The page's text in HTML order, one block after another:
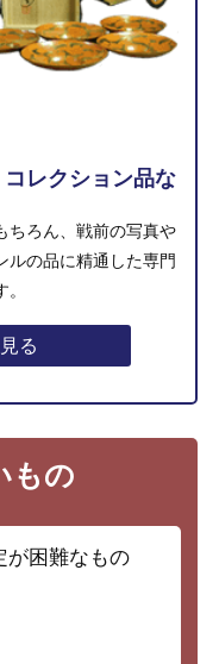
レクション品な
ちろん、戦前の写真や
ルの品に精通した専門
る
もの
が困難なもの